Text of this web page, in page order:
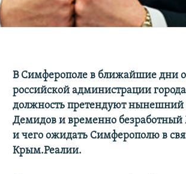
В Симферополе в ближайшие дни
российской администрации
должность претендуют нынешний
Демидов и временно
и чего ожидать Симферополю в
Крым.Реалии.